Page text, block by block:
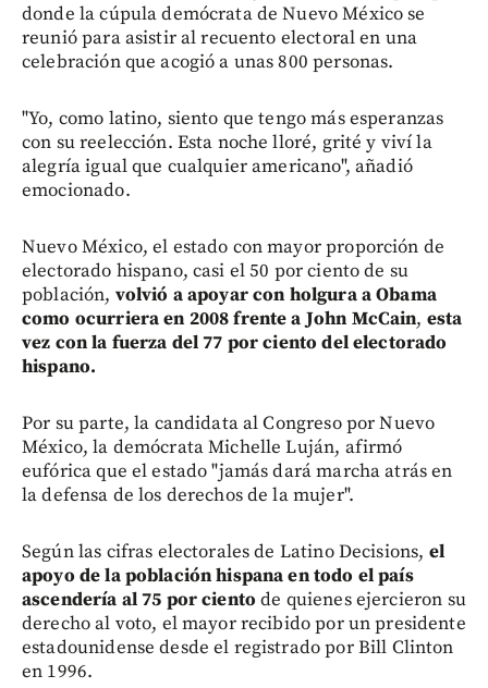
donde la cúpula demócrata de Nuevo México se
reunió para asistir al recuento electoral en una
celebración que acogió a unas 800 personas.
"Yo, como latino, siento que tengo más esperanzas
con su reelección. Esta noche lloré, grité y viví la
alegría igual que cualquier americano", añadió
emocionado.
Nuevo México, el estado con mayor proporción de
electorado hispano, casi el 50 por ciento de su
población, volvió a apoyar con holgura a Obama
como ocurriera en 2008 frente a John McCain, esta
vez con la fuerza del 77 por ciento del electorado
hispano.
Por su parte, la candidata al Congreso por Nuevo
México, la demócrata Michelle Luján, afirmó
eufórica que el estado "jamás dará marcha atrás en
la defensa de los derechos de la mujer".
Según las cifras electorales de Latino Decisions, el
apoyo de la población hispana en todo el país
ascendería al 75 por ciento de quienes ejercieron su
derecho al voto, el mayor recibido por un presidente
estadounidense desde el registrado por Bill Clinton
en 1996.